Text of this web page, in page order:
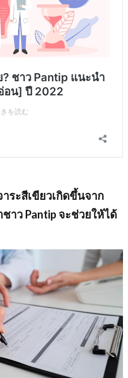
าระสีเขียวเกิดขึ้นจาก
าว Pantip จะช่วยให้ได้